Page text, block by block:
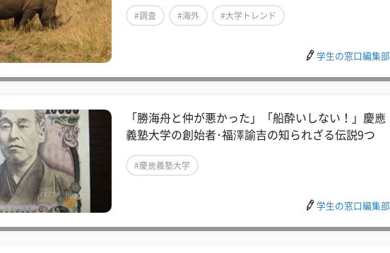
#調査 #海外 #大学トレンド
学生の窓口編集部
「勝海舟と仲が悪かった」「船酔いしない！」慶應
義塾大学の創始者･福澤諭吉の知られざる伝説9つ
#慶應義塾大学
学生の窓口編集部